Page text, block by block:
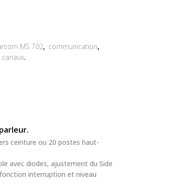
MS 702, communication,
.
ceinture ou 20 postes haut-
avec diodes, ajustement du Side
interruption et niveau